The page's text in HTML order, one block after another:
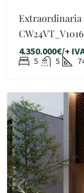
Extraordinaria
4.350.000€/+
5 5